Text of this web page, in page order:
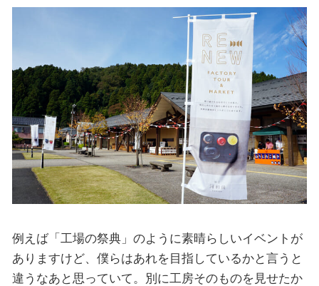
例えば「工場の祭典」のように素晴らしいイベントが
ありますけど、僕らはあれを目指しているかと言うと
違うなあと思っていて。別に工房そのものを見せたか